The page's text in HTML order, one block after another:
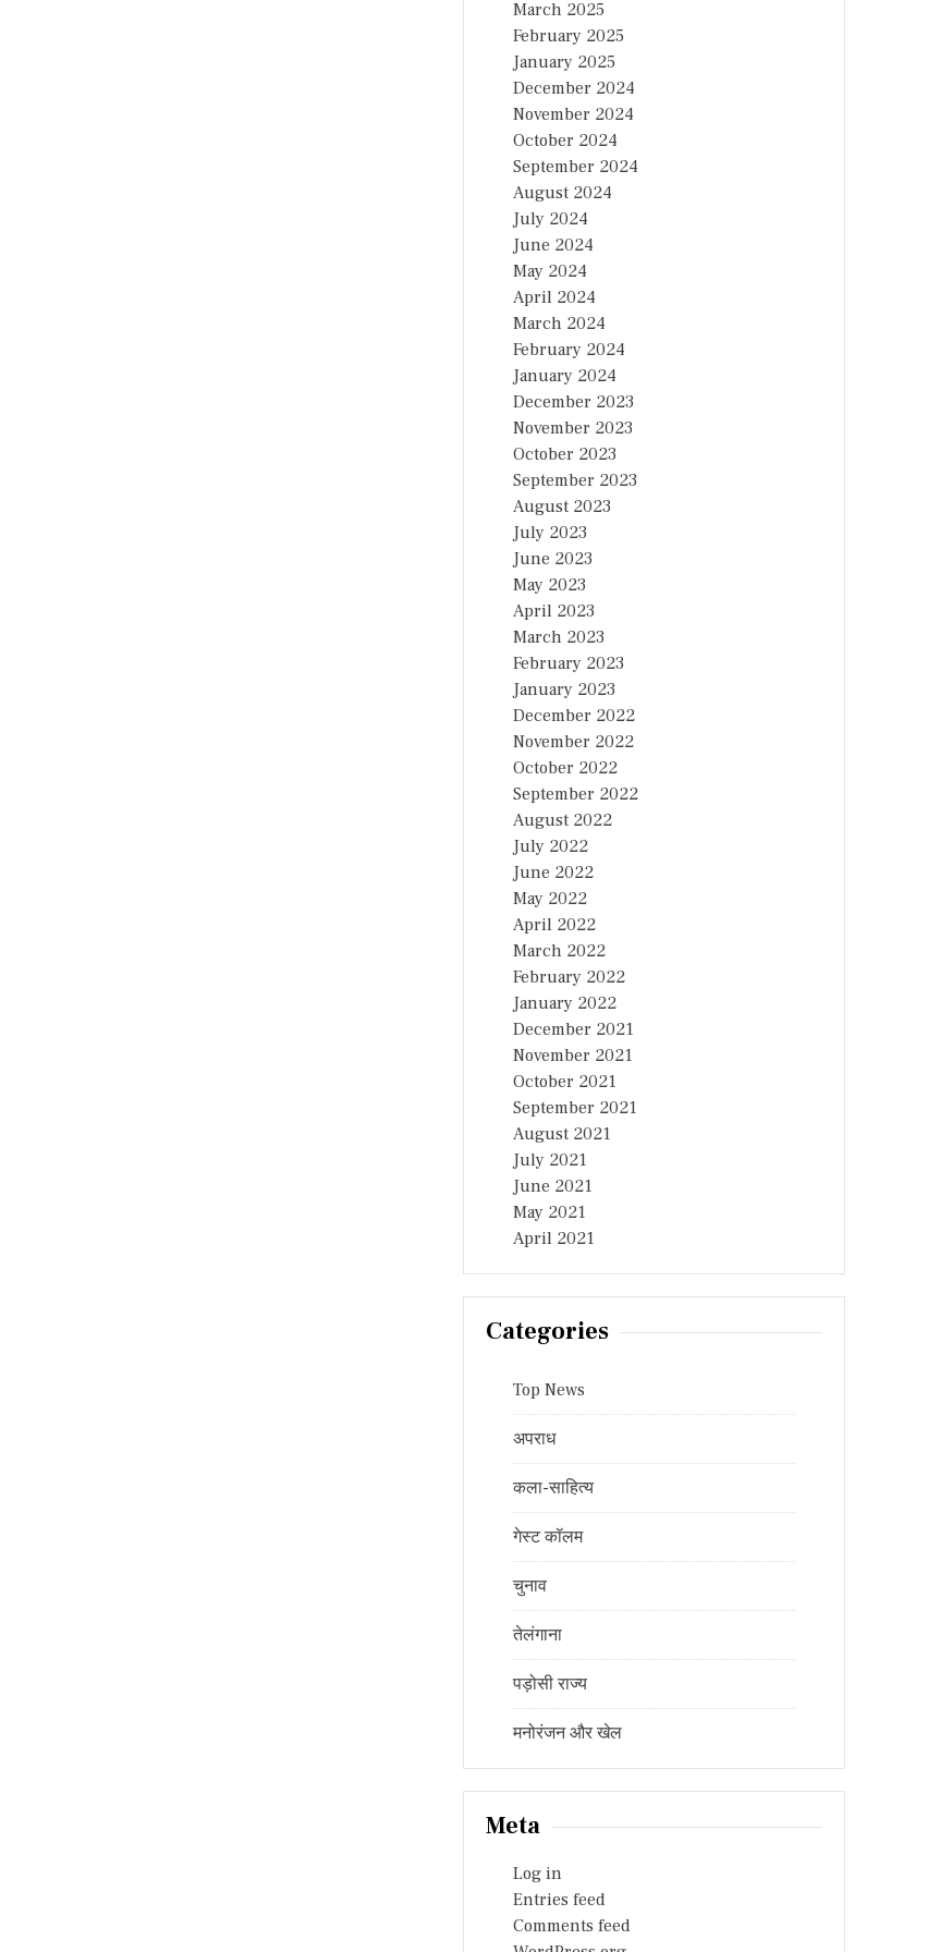
March 2025
February 2025
January 2025
December 2024
November 2024
October 2024
September 2024
August 2024
July 2024
June 2024
May 2024
April 2024
March 2024
February 2024
January 2024
December 2023
November 2023
October 2023
September 2023
August 2023
July 2023
June 2023
May 2023
April 2023
March 2023
February 2023
January 2023
December 2022
November 2022
October 2022
September 2022
August 2022
July 2022
June 2022
May 2022
April 2022
March 2022
February 2022
January 2022
December 2021
November 2021
October 2021
September 2021
August 2021
July 2021
June 2021
May 2021
April 2021
Categories
Top News
अपराध
कला-साहित्य
गेस्ट कॉलम
चुनाव
तेलंगाना
पड़ोसी राज्य
मनोरंजन और खेल
Meta
Log in
Entries feed
Comments feed